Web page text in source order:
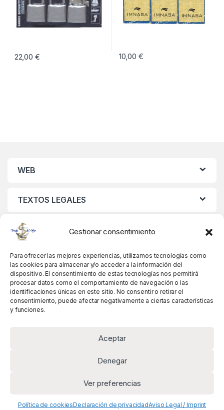
Gestionar consentimiento
Para ofrecer las mejores experiencias, utilizamos tecnologías como
las cookies para almacenar y/o acceder a la información del
dispositivo. El consentimiento de estas tecnologías nos permitirá
procesar datos como el comportamiento de navegación o las
identificaciones únicas en este sitio. No consentir o retirar el
consentimiento, puede afectar negativamente a ciertas características
y funciones.
Aceptar
Denegar
Ver preferencias
Política de cookiesDeclaración de privacidadAviso Legal / Imprint
22,00 € 10,00 €
WEB
TEXTOS LEGALES
MIS DATOS
Alguna pregunta? Llámanos!
+34 981 845 358